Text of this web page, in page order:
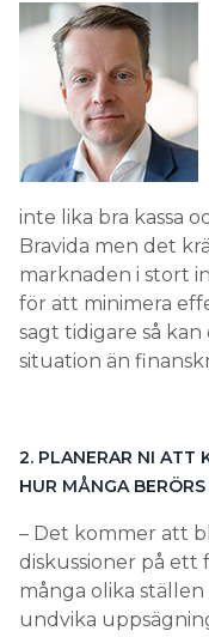
inte lika bra kassa
Bravida men det
marknaden i stort
för att minimera
sagt tidigare så
situation än
2. PLANERAR NI ATT
HUR MÅNGA
– Det kommer att
diskussioner på ett
– Men det finns
vad som händer. I
helt annat
dramatiskt förra
stora delar av